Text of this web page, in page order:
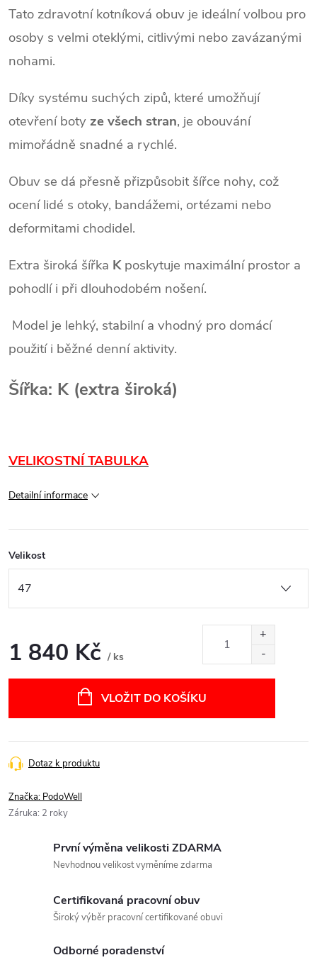
Tato zdravotní kotníková obuv je ideální volbou pro
osoby s velmi oteklými, citlivými nebo zavázanými
nohami.
Díky systému suchých zipů, které umožňují
otevření boty ze všech stran, je obouvání
mimořádně snadné a rychlé.
Obuv se dá přesně přizpůsobit šířce nohy, což
ocení lidé s otoky, bandážemi, ortézami nebo
deformitami chodidel.
Extra široká šířka K poskytuje maximální prostor a
pohodlí i při dlouhodobém nošení.
použití i běžné denní aktivity.
Šířka: K (extra široká)
VELIKOSTNÍ TABULKA
Detailní informace
Velikost
1 840 Kč / ks
VLOŽIT DO KOŠÍKU
Dotaz k produktu
Značka: PodoWell
Záruka: 2 roky
První výměna velikosti ZDARMA
Nevhodnou velikost vyměníme zdarma
Certifikovaná pracovní obuv
Široký výběr pracovní certifikované obuvi
Odborné poradenství